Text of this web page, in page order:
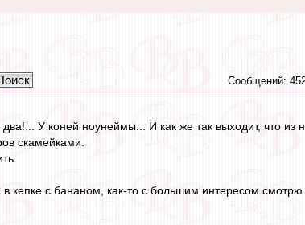
Сообщений:
У коней ноунеймы... И как же так выходит, что из
скамейками.
в кепке с бананом, как-то с большим интересом